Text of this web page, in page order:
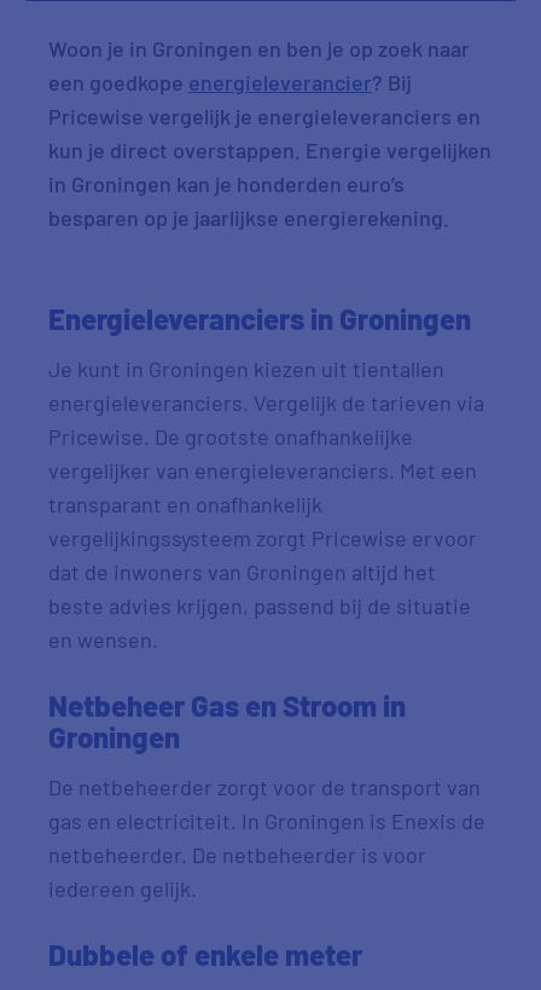
Woon je in Groningen en ben je op zoek naar
een goedkope energieleverancier? Bij
Pricewise vergelijk je energieleveranciers en
kun je direct overstappen. Energie vergelijken
in Groningen kan je honderden euro’s
besparen op je jaarlijkse energierekening.
Energieleveranciers in Groningen
Je kunt in Groningen kiezen uit tientallen
energieleveranciers. Vergelijk de tarieven via
Pricewise. De grootste onafhankelijke
vergelijker van energieleveranciers. Met een
transparant en onafhankelijk
vergelijkingssysteem zorgt Pricewise ervoor
dat de inwoners van Groningen altijd het
beste advies krijgen, passend bij de situatie
en wensen.
Netbeheer Gas en Stroom in
Groningen
De netbeheerder zorgt voor de transport van
gas en electriciteit. In Groningen is Enexis de
netbeheerder. De netbeheerder is voor
iedereen gelijk.
Dubbele of enkele meter